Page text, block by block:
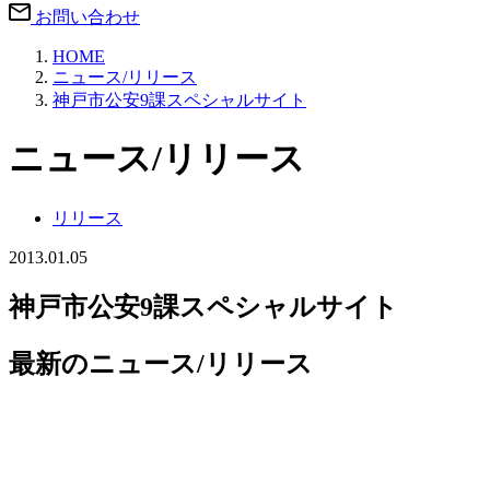
お問い合わせ
HOME
ニュース/リリース
神戸市公安9課スペシャルサイト
ニュース/リリース
リリース
2013.01.05
神戸市公安9課スペシャルサイト
最新のニュース/リリース